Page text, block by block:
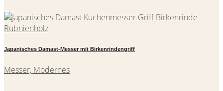
Japanisches Damast-Messer mit Birkenrindengriff
Messer, Modernes